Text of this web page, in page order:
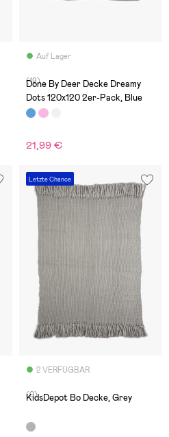
Auf Lager
(19)
Done By Deer Decke Dreamy
Dots 120x120 2er-Pack, Blue
21,99 €
Letzte Chance
2 VERFÜGBAR
(0)
KidsDepot Bo Decke, Grey